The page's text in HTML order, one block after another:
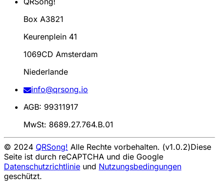
Box A3821
Keurenplein 41
1069CD Amsterdam
Niederlande
info@qrsong.io
AGB: 99311917
MwSt: 8689.27.764.B.01
© 2024 QRSong! Alle Rechte vorbehalten. (v1.0.2)Diese
Seite ist durch reCAPTCHA und die Google
Datenschutzrichtlinie und Nutzungsbedingungen
geschützt.